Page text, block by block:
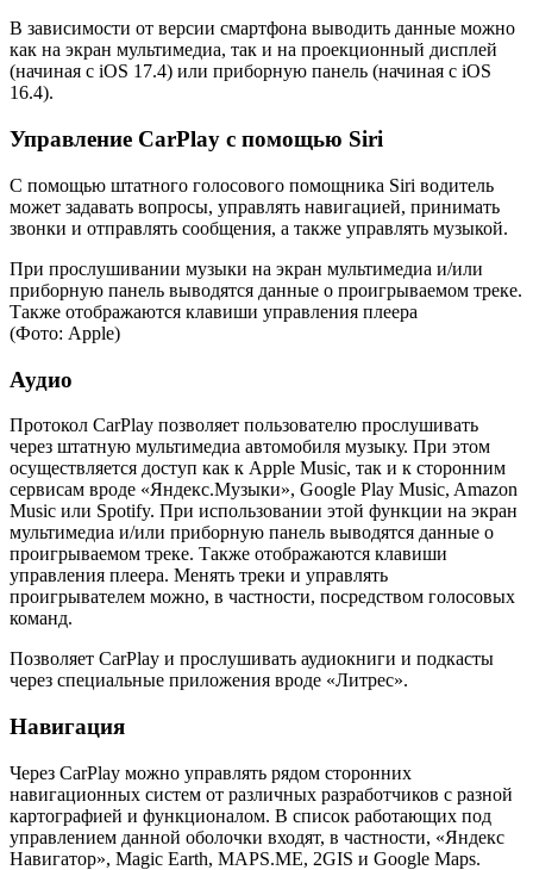
В зависимости от версии смартфона выводить данные можно
как на экран мультимедиа, так и на проекционный дисплей
(начиная с iOS 17.4) или приборную панель (начиная с iOS
16.4).
Управление CarPlay с помощью Siri
С помощью штатного голосового помощника Siri водитель
может задавать вопросы, управлять навигацией, принимать
звонки и отправлять сообщения, а также управлять музыкой.
При прослушивании музыки на экран мультимедиа и/или
приборную панель выводятся данные о проигрываемом треке.
Также отображаются клавиши управления плеера
(Фото: Apple)
Аудио
Протокол CarPlay позволяет пользователю прослушивать
через штатную мультимедиа автомобиля музыку. При этом
осуществляется доступ как к Apple Music, так и к сторонним
сервисам вроде «Яндекс.Музыки», Google Play Music, Amazon
Music или Spotify. При использовании этой функции на экран
мультимедиа и/или приборную панель выводятся данные о
проигрываемом треке. Также отображаются клавиши
управления плеера. Менять треки и управлять
проигрывателем можно, в частности, посредством голосовых
команд.
Позволяет CarPlay и прослушивать аудиокниги и подкасты
через специальные приложения вроде «Литрес».
Навигация
Через CarPlay можно управлять рядом сторонних
навигационных систем от различных разработчиков с разной
картографией и функционалом. В список работающих под
управлением данной оболочки входят, в частности, «Яндекс
Навигатор», Magic Earth, MAPS.ME, 2GIS и Google Maps.